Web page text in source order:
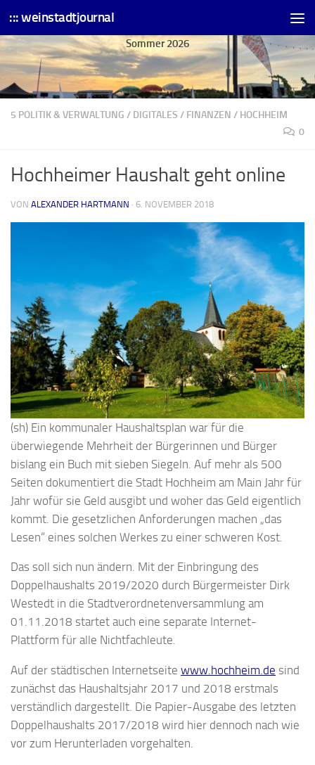
Skip to content
::: weinstadtjournal
Sommer 2026
5 POLITIK & VERWALTUNG / DIGITALES / FINANZEN / HOCHHEIM
0
Hochheimer Haushalt geht online
VON ALEXANDER HARTMANN · 6. NOVEMBER 2018
(sh) Ein kommunaler Haushaltsplan war für die
überwiegende Mehrheit der Bürgerinnen und Bürger
bislang ein Buch mit sieben Siegeln. Auf mehr als 500
Seiten dokumentiert die Stadt Hochheim am Main Jahr für
Jahr wofür sie Geld ausgibt und woher das Geld eigentlich
kommt. Die gesetzlichen Anforderungen machen „das
Lesen“ eines solchen Werkes zu einer schweren Kost.
Das soll sich nun ändern. Mit der Einbringung des
Doppelhaushalts 2019/2020 durch Bürgermeister Dirk
Westedt in die Stadtverordnetenversammlung am
01.11.2018 startet auch eine separate Internet-
Plattform für alle Nichtfachleute.
Auf der städtischen Internetseite www.hochheim.de sind
zunächst das Haushaltsjahr 2017 und 2018 erstmals
verständlich dargestellt. Die Papier-Ausgabe des letzten
Doppelhaushalts 2017/2018 wird hier dennoch nach wie
vor zum Herunterladen vorgehalten.